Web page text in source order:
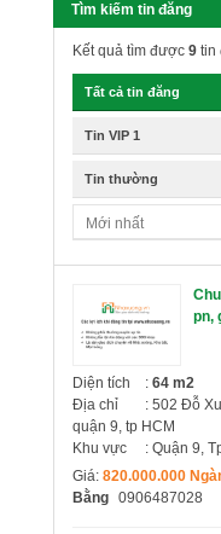
Tìm kiếm tin đăng
Kết quả tìm được 9 tin
Tất cả tin đăng
Tin VIP 1
Tin thường
Mới nhất
pn,
Diện tích : 64 m2
Địa chỉ
: 502 Đỗ
quận 9, tp HCM
Khu vực
: Quận 9,
Giá: 820.000.000
Bằng 0906487028